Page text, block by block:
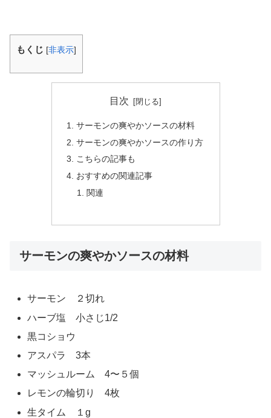
もくじ [非表示]
目次
サーモンの爽やかソースの材料
サーモンの爽やかソースの作り方
こちらの記事も
おすすめの関連記事
関連
サーモンの爽やかソースの材料
サーモン ２切れ
ハーブ塩 小さじ1/2
黒コショウ
アスパラ 3本
マッシュルーム 4〜５個
レモンの輪切り 4枚
生タイム １g